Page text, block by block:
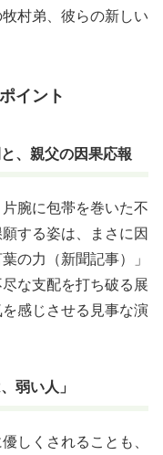
村弟、彼らの新しい
イント
、親父の因果応報
腕に包帯を巻いた不
する姿は、まさに因
の力（新聞記事）」
な支配を打ち破る展
感じさせる見事な演
弱い人」
しくされることも、